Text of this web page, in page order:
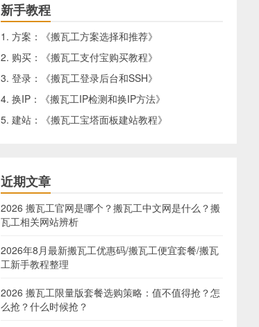
新手教程
1. 方案：《搬瓦工方案选择和推荐》
2. 购买：《搬瓦工支付宝购买教程》
3. 登录：《搬瓦工登录后台和SSH》
4. 换IP：《搬瓦工IP检测和换IP方法》
5. 建站：《搬瓦工宝塔面板建站教程》
近期文章
2026 搬瓦工官网是哪个？搬瓦工中文网是什么？搬
瓦工相关网站辨析
2026年8月最新搬瓦工优惠码/搬瓦工便宜套餐/搬瓦
工新手教程整理
2026 搬瓦工限量版套餐选购策略：值不值得抢？怎
么抢？什么时候抢？